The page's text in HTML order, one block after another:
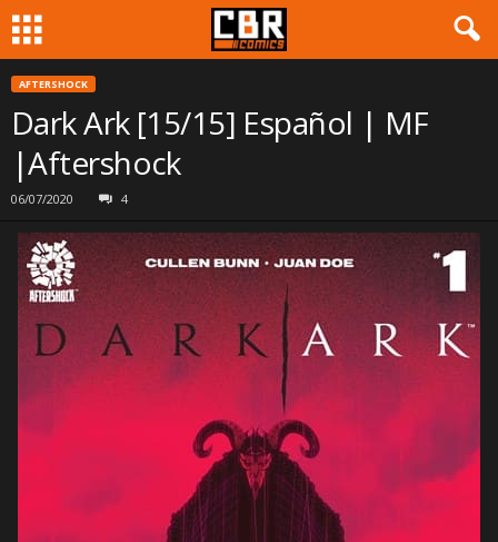
AFTERSHOCK
Dark Ark [15/15] Español | MF
|Aftershock
06/07/2020 4